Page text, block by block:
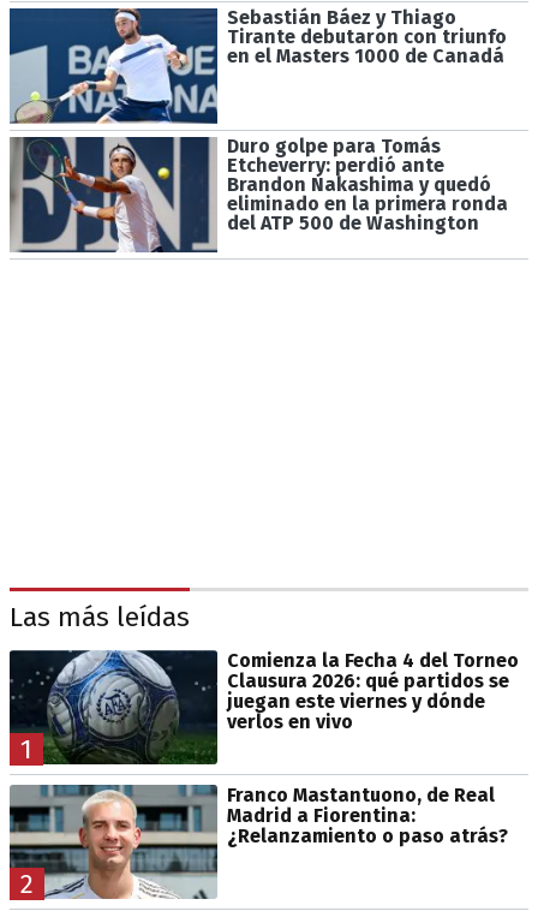
Sebastián Báez y Thiago
Tirante debutaron con triunfo
en el Masters 1000 de Canadá
Duro golpe para Tomás
Etcheverry: perdió ante
Brandon Nakashima y quedó
eliminado en la primera ronda
del ATP 500 de Washington
Las más leídas
1
Comienza la Fecha 4 del Torneo
Clausura 2026: qué partidos se
juegan este viernes y dónde
verlos en vivo
2
Franco Mastantuono, de Real
Madrid a Fiorentina:
¿Relanzamiento o paso atrás?